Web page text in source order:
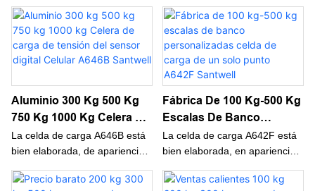
A601 Santwell
excelente y una excelente
calidad. Una vez que están en
el mercado, la mayoría de los
clientes los han amado y
Santwell
excelente y una excelente
calidad. Una vez que están en
el mercado, la mayoría de los
clientes los han amado y
buscado rápidamente.
Aluminio 300 Kg 500 Kg
750 Kg 1000 Kg Celera De
Carga De Tensión Del
Sensor Digital Celular
A646B Santwell
La celda de carga A646B está
bien elaborada, de apariencia
excelente y una excelente
Fábrica De 100 Kg-500 Kg
Escalas De Banco
Personalizadas Celda De
Carga De Un Solo Punto
A642F Santwell
La celda de carga A642F está
bien elaborada, en apariencia
excelente y una excelente